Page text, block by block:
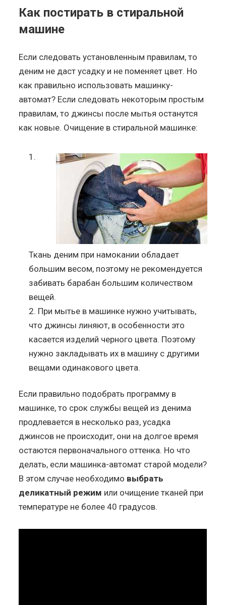
Как постирать в стиральной
машине
Если следовать установленным правилам, то
деним не даст усадку и не поменяет цвет. Но
как правильно использовать машинку-
автомат? Если следовать некоторым простым
правилам, то джинсы после мытья останутся
как новые. Очищение в стиральной машинке:
Ткань деним при намокании обладает
большим весом, поэтому не рекомендуется
забивать барабан большим количеством
вещей.
При мытье в машинке нужно учитывать,
что джинсы линяют, в особенности это
касается изделий черного цвета. Поэтому
нужно закладывать их в машину с другими
вещами одинакового цвета.
Если правильно подобрать программу в
машинке, то срок службы вещей из денима
продлевается в несколько раз, усадка
джинсов не происходит, они на долгое время
остаются первоначального оттенка. Но что
делать, если машинка-автомат старой модели?
В этом случае необходимо выбрать
деликатный режим или очищение тканей при
температуре не более 40 градусов.